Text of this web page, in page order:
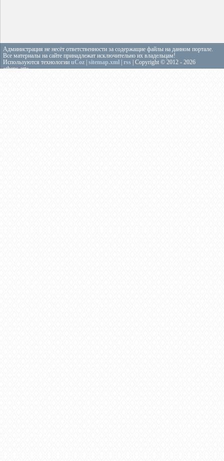
Администрация не несёт ответственности за содержащие файлы на данном портале.
Все материалы на сайте принадлежат исключительно их владельцам!
Используются технологии uCoz sitemap.xml rss | Copyright © 2012 - 2026
«theps.art»